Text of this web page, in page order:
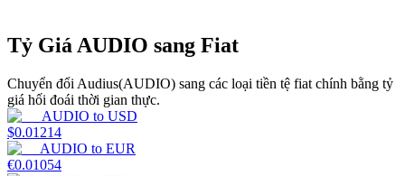
Làm cho tài sản của bạn tăng giá trị đều đặn
Tỷ Giá AUDIO sang Fiat
Chuyển đổi Audius(AUDIO) sang các loại tiền tệ fiat chính bằng tỷ
giá hối đoái thời gian thực.
AUDIO to USD
$0.01214
AUDIO to EUR
€0.01054